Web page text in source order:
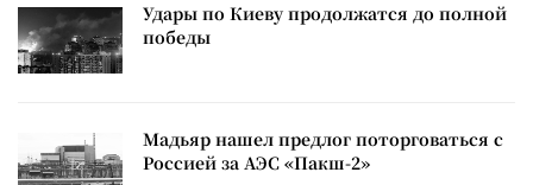
Удары по Киеву продолжатся до полной
победы
Мадьяр нашел предлог поторговаться с
Россией за АЭС «Пакш-2»